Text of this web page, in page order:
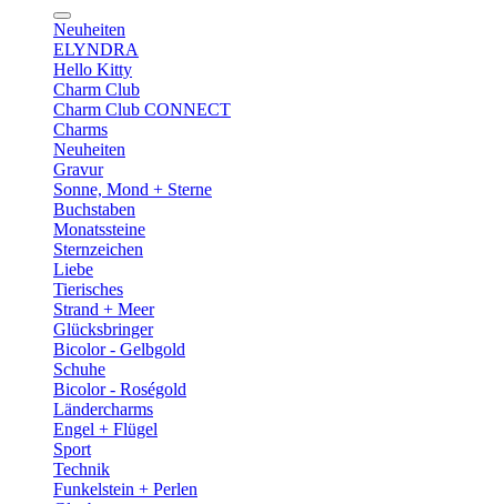
Neuheiten
ELYNDRA
Hello Kitty
Charm Club
Charm Club CONNECT
Charms
Neuheiten
Gravur
Sonne, Mond + Sterne
Buchstaben
Monatssteine
Sternzeichen
Liebe
Tierisches
Strand + Meer
Glücksbringer
Bicolor - Gelbgold
Schuhe
Bicolor - Roségold
Ländercharms
Engel + Flügel
Sport
Technik
Funkelstein + Perlen